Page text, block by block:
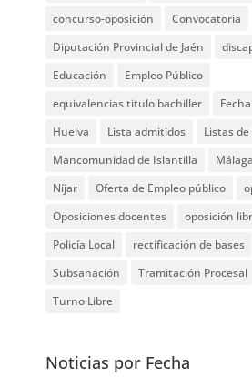
concurso-oposición
Convocatoria
Diputación Provincial de Jaén
Educación
Empleo Público
equivalencias titulo bachiller
Huelva
Lista admitidos
Listas
Mancomunidad de Islantilla
Málaga
Níjar
Oferta de Empleo público
Oposiciones docentes
oposición
Policía Local
rectificación de bases
Subsanación
Tramitación Procesal
Turno Libre
Noticias por Fecha